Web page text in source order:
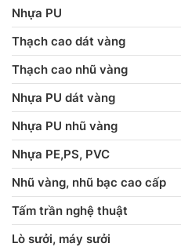
Nhựa PU
Thạch cao dát vàng
Thạch cao nhũ vàng
Nhựa PU dát vàng
Nhựa PU nhũ vàng
Nhựa PE,PS, PVC
Nhũ vàng, nhũ bạc cao cấp
Tấm trần nghệ thuật
Lò sưởi, máy sưởi